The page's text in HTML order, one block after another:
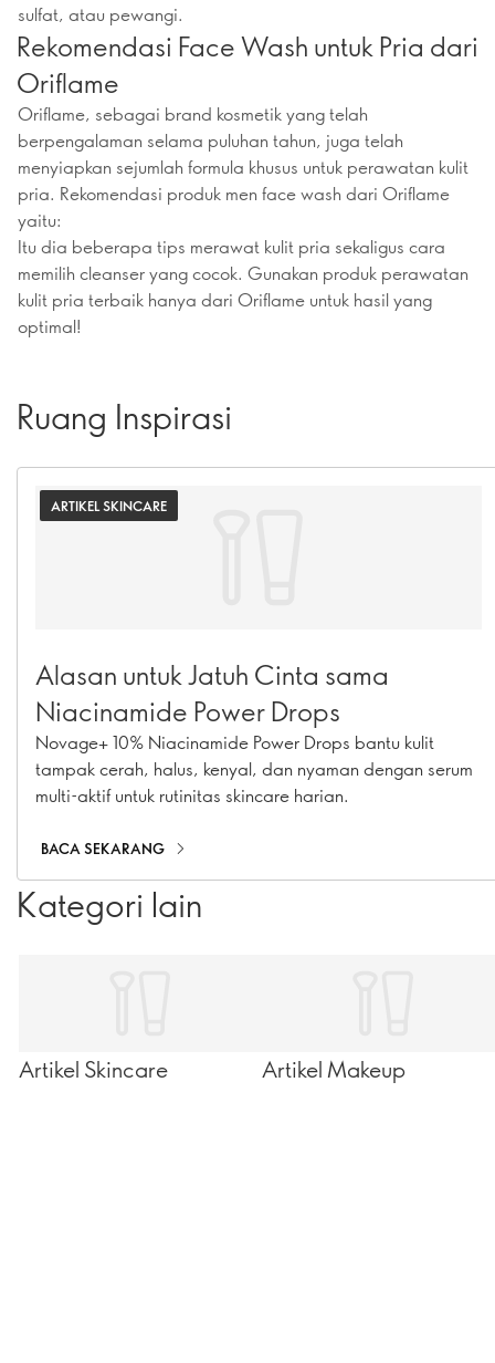
sulfat, atau pewangi.
Rekomendasi Face Wash untuk Pria dari
Oriflame
Oriflame, sebagai brand kosmetik yang telah
berpengalaman selama puluhan tahun, juga telah
menyiapkan sejumlah formula khusus untuk perawatan kulit
pria. Rekomendasi produk men face wash dari Oriflame
yaitu:
Itu dia beberapa tips merawat kulit pria sekaligus cara
memilih cleanser yang cocok. Gunakan produk perawatan
kulit pria terbaik hanya dari Oriflame untuk hasil yang
optimal!
Ruang Inspirasi
ARTIKEL SKINCARE
Alasan untuk Jatuh Cinta sama
Niacinamide Power Drops
Novage+ 10% Niacinamide Power Drops bantu kulit
tampak cerah, halus, kenyal, dan nyaman dengan serum
multi-aktif untuk rutinitas skincare harian.
BACA SEKARANG
Kategori lain
Artikel Skincare Artikel Makeup